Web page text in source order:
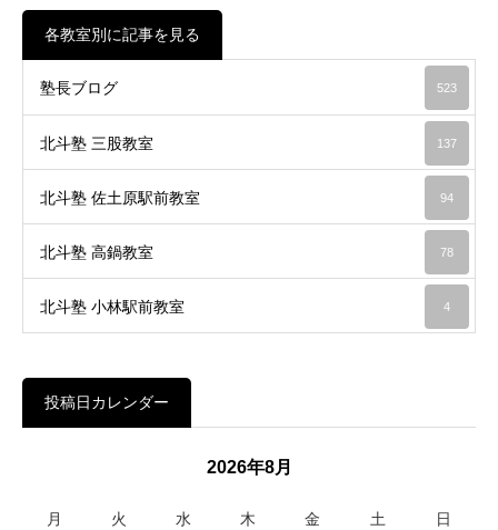
各教室別に記事を見る
塾長ブログ 523
北斗塾 三股教室 137
北斗塾 佐土原駅前教室 94
北斗塾 高鍋教室 78
北斗塾 小林駅前教室 4
投稿日カレンダー
2026年8月
月 火 水 木 金 土 日